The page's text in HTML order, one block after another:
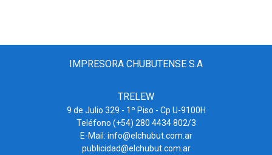
IMPRESORA CHUBUTENSE S.A
TRELEW
9 de Julio 329 - 1º Piso - Cp U-9100H
Teléfono (+54) 280 4434 802/3
E-Mail: info@elchubut.com.ar
publicidad@elchubut.com.ar